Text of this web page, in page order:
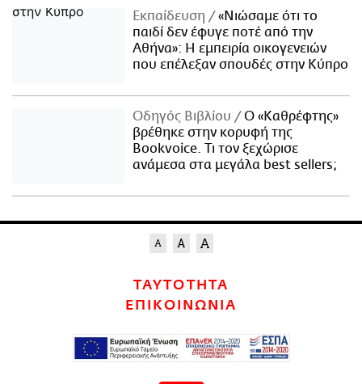
Εκπαίδευση
«Νιώσαμε ότι το
παιδί δεν έφυγε ποτέ από την
Αθήνα»: Η εμπειρία οικογενειών
που επέλεξαν σπουδές στην Κύπρο
Οδηγός Βιβλίου
Ο «Καθρέφτης»
βρέθηκε στην κορυφή της
Bookvoice. Τι τον ξεχώρισε
ανάμεσα στα μεγάλα best sellers;
ΤΑΥΤΟΤΗΤΑ
ΕΠΙΚΟΙΝΩΝΙΑ